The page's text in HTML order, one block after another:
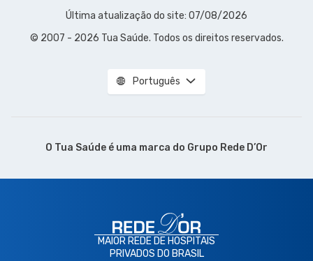
Última atualização do site: 07/08/2026
© 2007 - 2026 Tua Saúde. Todos os direitos reservados.
Português
O Tua Saúde é uma marca do Grupo Rede D’Or
MAIOR REDE DE HOSPITAIS
PRIVADOS DO BRASIL